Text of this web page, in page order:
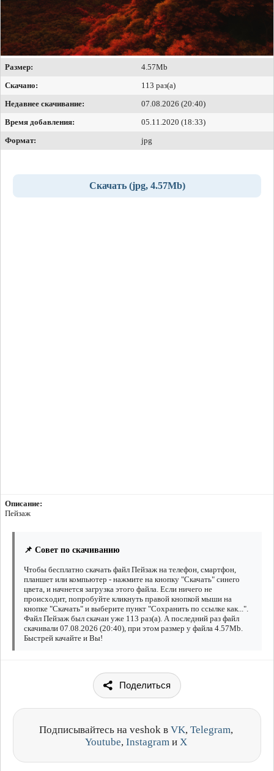
Размер:
4.57Mb
Скачано:
113 раз(а)
Недавнее скачивание:
07.08.2026 (20:40)
Время добавления:
05.11.2020 (18:33)
Формат:
jpg
Скачать (jpg, 4.57Mb)
Описание:
Пейзаж
📌 Совет по скачиванию
Чтобы бесплатно скачать файл Пейзаж на телефон, смартфон,
планшет или компьютер - нажмите на кнопку "Скачать" синего
цвета, и начнется загрузка этого файла. Если ничего не
происходит, попробуйте кликнуть правой кнопкой мыши на
кнопке "Скачать" и выберите пункт "Сохранить по ссылке как...".
Файл Пейзаж был скачан уже 113 раз(а). А последний раз файл
скачивали 07.08.2026 (20:40), при этом размер у файла 4.57Mb.
Быстрей качайте и Вы!
Поделиться
Подписывайтесь на veshok в VK, Telegram,
Youtube, Instagram и X